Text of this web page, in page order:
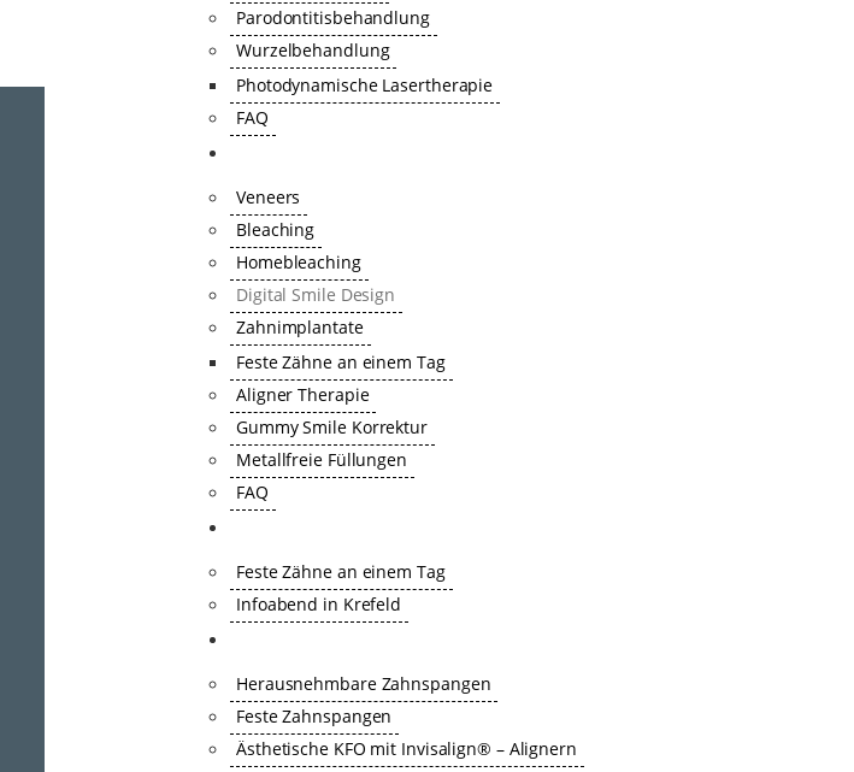
Parodontitisbehandlung
Wurzelbehandlung
Photodynamische Lasertherapie
FAQ
Veneers
Bleaching
Homebleaching
Digital Smile Design
Zahnimplantate
Feste Zähne an einem Tag
Aligner Therapie
Gummy Smile Korrektur
Metallfreie Füllungen
FAQ
Feste Zähne an einem Tag
Infoabend in Krefeld
Herausnehmbare Zahnspangen
Feste Zahnspangen
Ästhetische KFO mit Invisalign® – Alignern